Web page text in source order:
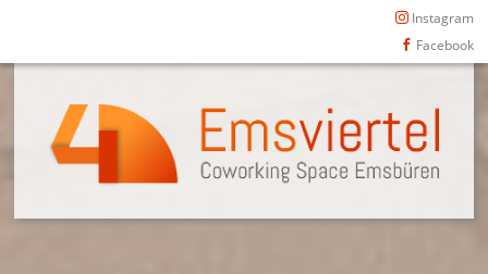
Instagram
Facebook